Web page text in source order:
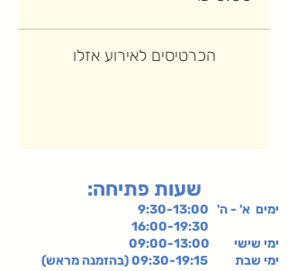
הכרטיסים לאירוע אזלו
:שעות פתיחה
ימים א' - ה' 9:30-13:00
ימי שישי 09:00-13:00
ימי שבת 09:30-19:15 (בהזמנה מראש)